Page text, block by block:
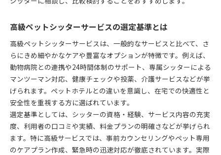
高級ペットシッターサービスの選定基準とは
高級ペットシッターサービスは、一般的なサービスと比べて、さ
らにきめ細やかなケアや豊富なオプションが特徴です。例えば、
動物病院との連携や24時間体制のサポート、専属シッターによる
マンツーマン対応、健康チェックや投薬、介護サービスなどが挙
げられます。ペットホテルとの違いを意識し、在宅での快適性と
安全性を重視する方に選ばれています。
選定基準としては、シッターの資格・経験、サービス内容の充実
度、利用者の口コミや実績、料金プランの明確さなどが挙げられ
ます。特に高級サービスでは、事前カウンセリングやペット専用
のケアプラン作成、緊急時の迅速対応が徹底されています。実際